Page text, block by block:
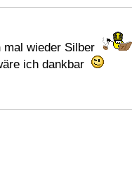
mal wieder Silber
ich dankbar